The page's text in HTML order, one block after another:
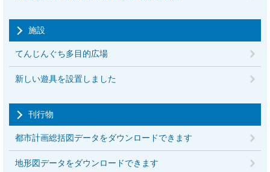
施設
てんじんぐち多目的広場
新しい遊具を設置しました
刊行物
都市計画総括図データをダウンロードできます
地形図データをダウンロードできます